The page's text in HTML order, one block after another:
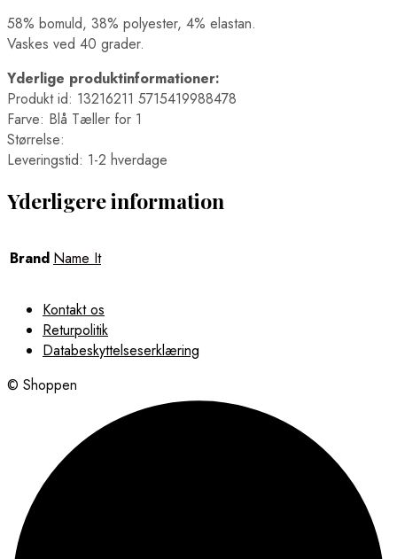
58% bomuld, 38% polyester, 4% elastan.
Vaskes ved 40 grader.
Yderlige produktinformationer:
Produkt id: 13216211 5715419988478
Farve: Blå Tæller for 1
Størrelse:
Leveringstid: 1-2 hverdage
Yderligere information
Brand Name It
Kontakt os
Returpolitik
Databeskyttelseserklæring
© Shoppen